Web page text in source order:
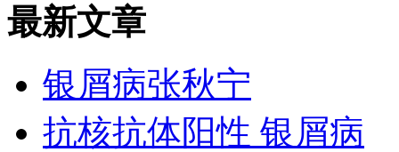
最新文章
银屑病张秋宁
抗核抗体阳性 银屑病